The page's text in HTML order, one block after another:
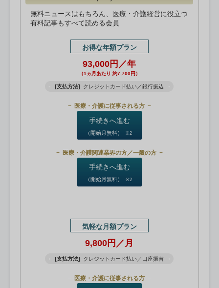
無料ニュースはもちろん、医療・介護経営に役立つ
有料記事もすべて読める会員
お得な年額プラン
93,000円／年
（1ヵ月あたり 約7,700円）
[支払方法] クレジットカード払い／銀行振込
医療・介護に従事される方
手続きへ進む
（開始月無料） ※2
医療・介護関連業界の方／一般の方
手続きへ進む
（開始月無料） ※2
気軽な月額プラン
9,800円／月
[支払方法] クレジットカード払い／口座振替
医療・介護に従事される方